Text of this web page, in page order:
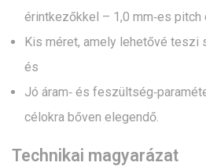
érintkezőkkel – 1,0 mm‑es pitch
Kis méret, amely lehetővé teszi
és
Jó áram‑ és
célokra bőven elegendő.
Technikai magyarázat